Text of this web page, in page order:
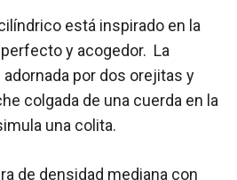
está inspirado en la
y acogedor. La
por dos orejitas y
colgada de una cuerda en la
una colita.
de densidad mediana con